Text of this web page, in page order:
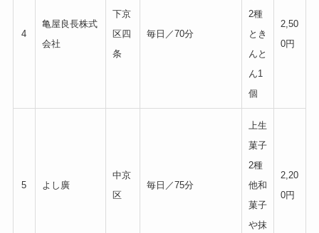
4
亀屋良長株式
会社
下京
区四
条
毎日／70分
2種
とき
んと
ん1
個
2,50
0円
5 よし廣
中京
区
毎日／75分
上生
菓子
2種
他和
菓子
や抹
2,20
0円